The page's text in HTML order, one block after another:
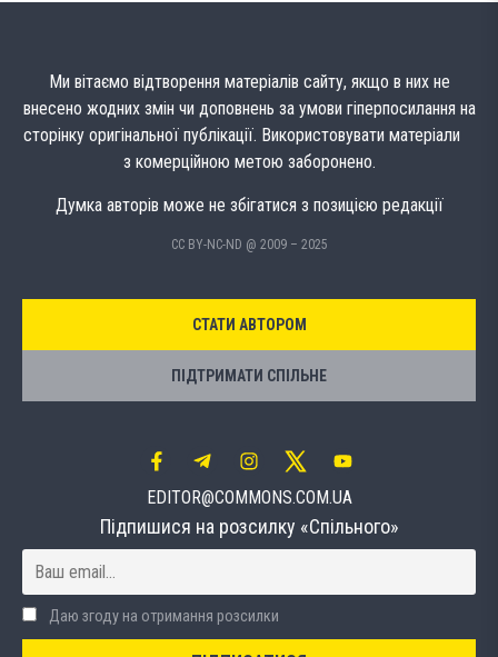
Ми вітаємо відтворення матеріалів сайту, якщо в них не
внесено жодних змін чи доповнень за умови гіперпосилання на
сторінку оригінальної публікації. Використовувати матеріали
з комерційною метою заборонено.
Думка авторів може не збігатися з позицією редакції
CC BY-NC-ND @ 2009 – 2025
СТАТИ АВТОРОМ
ПІДТРИМАТИ СПІЛЬНЕ
EDITOR@COMMONS.COM.UA
Підпишися на розсилку «Спільного»
Даю згоду на отримання розсилки